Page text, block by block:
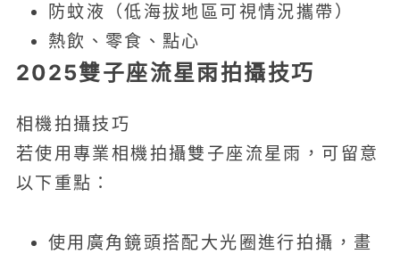
防蚊液（低海拔地區可視情況攜帶）
熱飲、零食、點心
2025雙子座流星雨拍攝技巧
相機拍攝技巧
若使用專業相機拍攝雙子座流星雨，可留意
以下重點：
使用廣角鏡頭搭配大光圈進行拍攝，畫